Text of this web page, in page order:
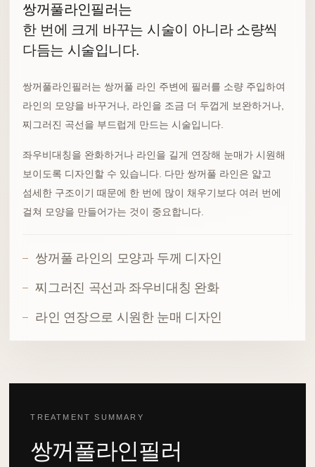
쌍꺼풀라인필러는
한 번에 크게 바꾸는 시술이 아니라 소량씩
다듬는 시술입니다.
쌍꺼풀라인필러는 쌍꺼풀 라인 주변에 필러를 소량 주입하여
라인의 모양을 바꾸거나, 라인을 조금 더 두껍게 보완하거나,
찌그러진 곡선을 부드럽게 만드는 시술입니다.
좌우비대칭을 완화하거나 라인을 길게 연장해 눈매가 시원해
보이도록 디자인할 수 있습니다. 다만 쌍꺼풀 라인은 얇고
섬세한 구조이기 때문에 한 번에 많이 채우기보다 여러 번에
걸쳐 모양을 만들어가는 것이 중요합니다.
쌍꺼풀 라인의 모양과 두께 디자인
찌그러진 곡선과 좌우비대칭 완화
라인 연장으로 시원한 눈매 디자인
TREATMENT SUMMARY
쌍꺼풀라인필러